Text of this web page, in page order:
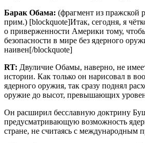
Барак Обама: (фрагмент из пражской
прим.) [blockquote]Итак, сегодня, я
о приверженности Америки тому,
безопасности в мире без ядерного
наивен[/blockquote]
RT: Двуличие Обамы, наверно, не
истории. Как только он нарисовал в
ядерного оружия, так сразу поднял
оружие до высот, превышающих
Он расширил бесславную доктрину
предусматривающую возможность
стране, не считаясь с международным